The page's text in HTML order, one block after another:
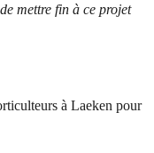
mettre fin à ce projet
à Laeken pour